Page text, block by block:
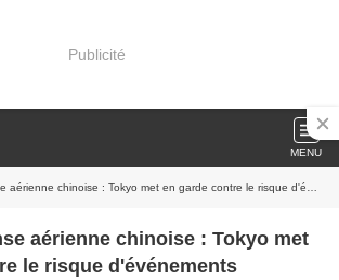
Publicité
MENU
chinoise : Tokyo met en garde contre le risque d'événements imprévisibles
aérienne chinoise : Tokyo met
le risque d'événements